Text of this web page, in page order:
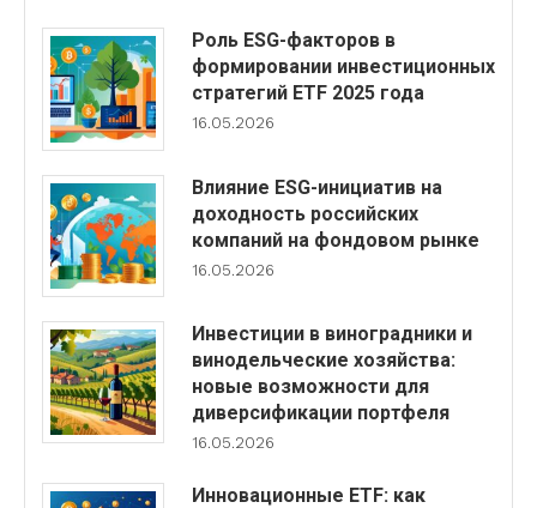
Роль ESG-факторов в
формировании инвестиционных
стратегий ETF 2025 года
16.05.2026
Влияние ESG-инициатив на
доходность российских
компаний на фондовом рынке
16.05.2026
Инвестиции в виноградники и
винодельческие хозяйства:
новые возможности для
диверсификации портфеля
16.05.2026
Инновационные ETF: как